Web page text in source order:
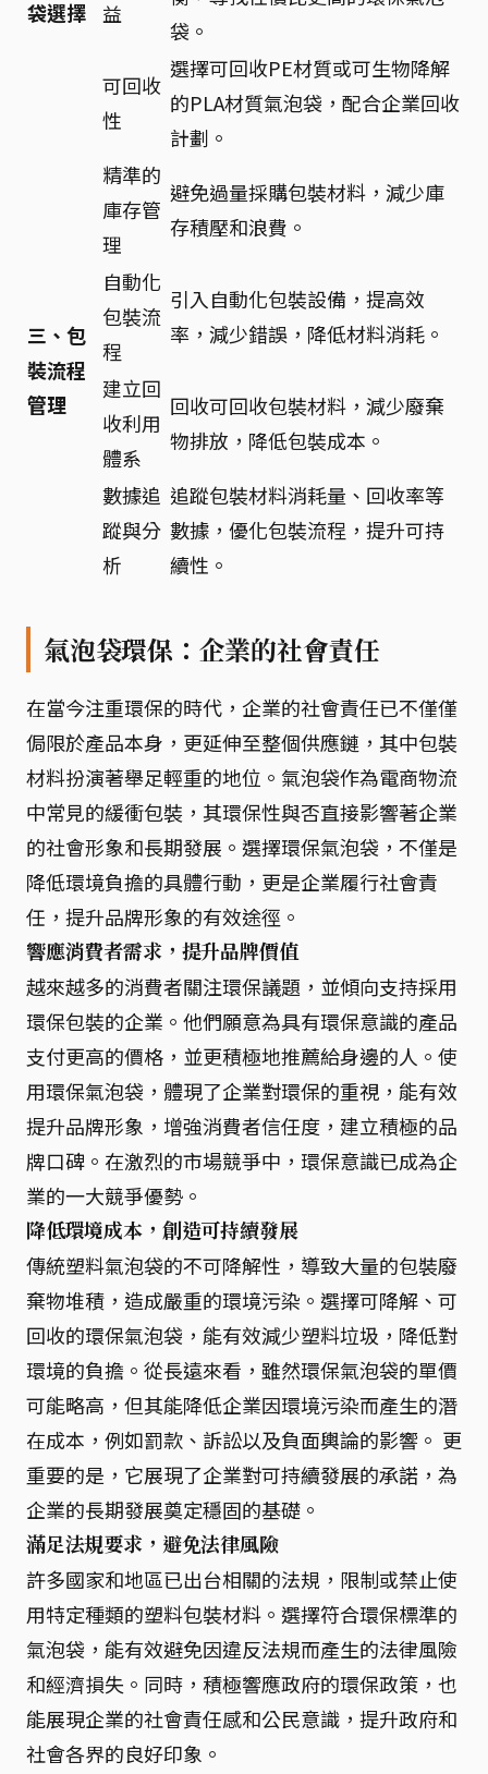
袋選擇
益
袋。
可回收
性
選擇可回收PE材質或可生物降解
的PLA材質氣泡袋，配合企業回收
計劃。
三、包
裝流程
管理
精準的
庫存管
理
避免過量採購包裝材料，減少庫
存積壓和浪費。
自動化
包裝流
程
引入自動化包裝設備，提高效
率，減少錯誤，降低材料消耗。
建立回
收利用
體系
回收可回收包裝材料，減少廢棄
物排放，降低包裝成本。
數據追
蹤與分
析
追蹤包裝材料消耗量、回收率等
數據，優化包裝流程，提升可持
續性。
氣泡袋環保：企業的社會責任
在當今注重環保的時代，企業的社會責任已不僅僅
侷限於產品本身，更延伸至整個供應鏈，其中包裝
材料扮演著舉足輕重的地位。氣泡袋作為電商物流
中常見的緩衝包裝，其環保性與否直接影響著企業
的社會形象和長期發展。選擇環保氣泡袋，不僅是
降低環境負擔的具體行動，更是企業履行社會責
任，提升品牌形象的有效途徑。
響應消費者需求，提升品牌價值
越來越多的消費者關注環保議題，並傾向支持採用
環保包裝的企業。他們願意為具有環保意識的產品
支付更高的價格，並更積極地推薦給身邊的人。使
用環保氣泡袋，體現了企業對環保的重視，能有效
提升品牌形象，增強消費者信任度，建立積極的品
牌口碑。在激烈的市場競爭中，環保意識已成為企
業的一大競爭優勢。
降低環境成本，創造可持續發展
傳統塑料氣泡袋的不可降解性，導致大量的包裝廢
棄物堆積，造成嚴重的環境污染。選擇可降解、可
回收的環保氣泡袋，能有效減少塑料垃圾，降低對
環境的負擔。從長遠來看，雖然環保氣泡袋的單價
可能略高，但其能降低企業因環境污染而產生的潛
在成本，例如罰款、訴訟以及負面輿論的影響。 更
重要的是，它展現了企業對可持續發展的承諾，為
企業的長期發展奠定穩固的基礎。
滿足法規要求，避免法律風險
許多國家和地區已出台相關的法規，限制或禁止使
用特定種類的塑料包裝材料。選擇符合環保標準的
氣泡袋，能有效避免因違反法規而產生的法律風險
和經濟損失。同時，積極響應政府的環保政策，也
能展現企業的社會責任感和公民意識，提升政府和
社會各界的良好印象。